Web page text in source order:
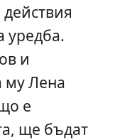
уредба.
и
му Лена
е
ще бъдат